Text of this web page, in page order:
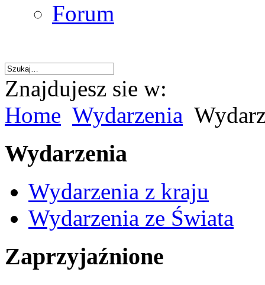
Forum
Znajdujesz sie w:
Home Wydarzenia
Wydarzenia
Wydarzenia z kraju
Wydarzenia ze Świata
Zaprzyjaźnione